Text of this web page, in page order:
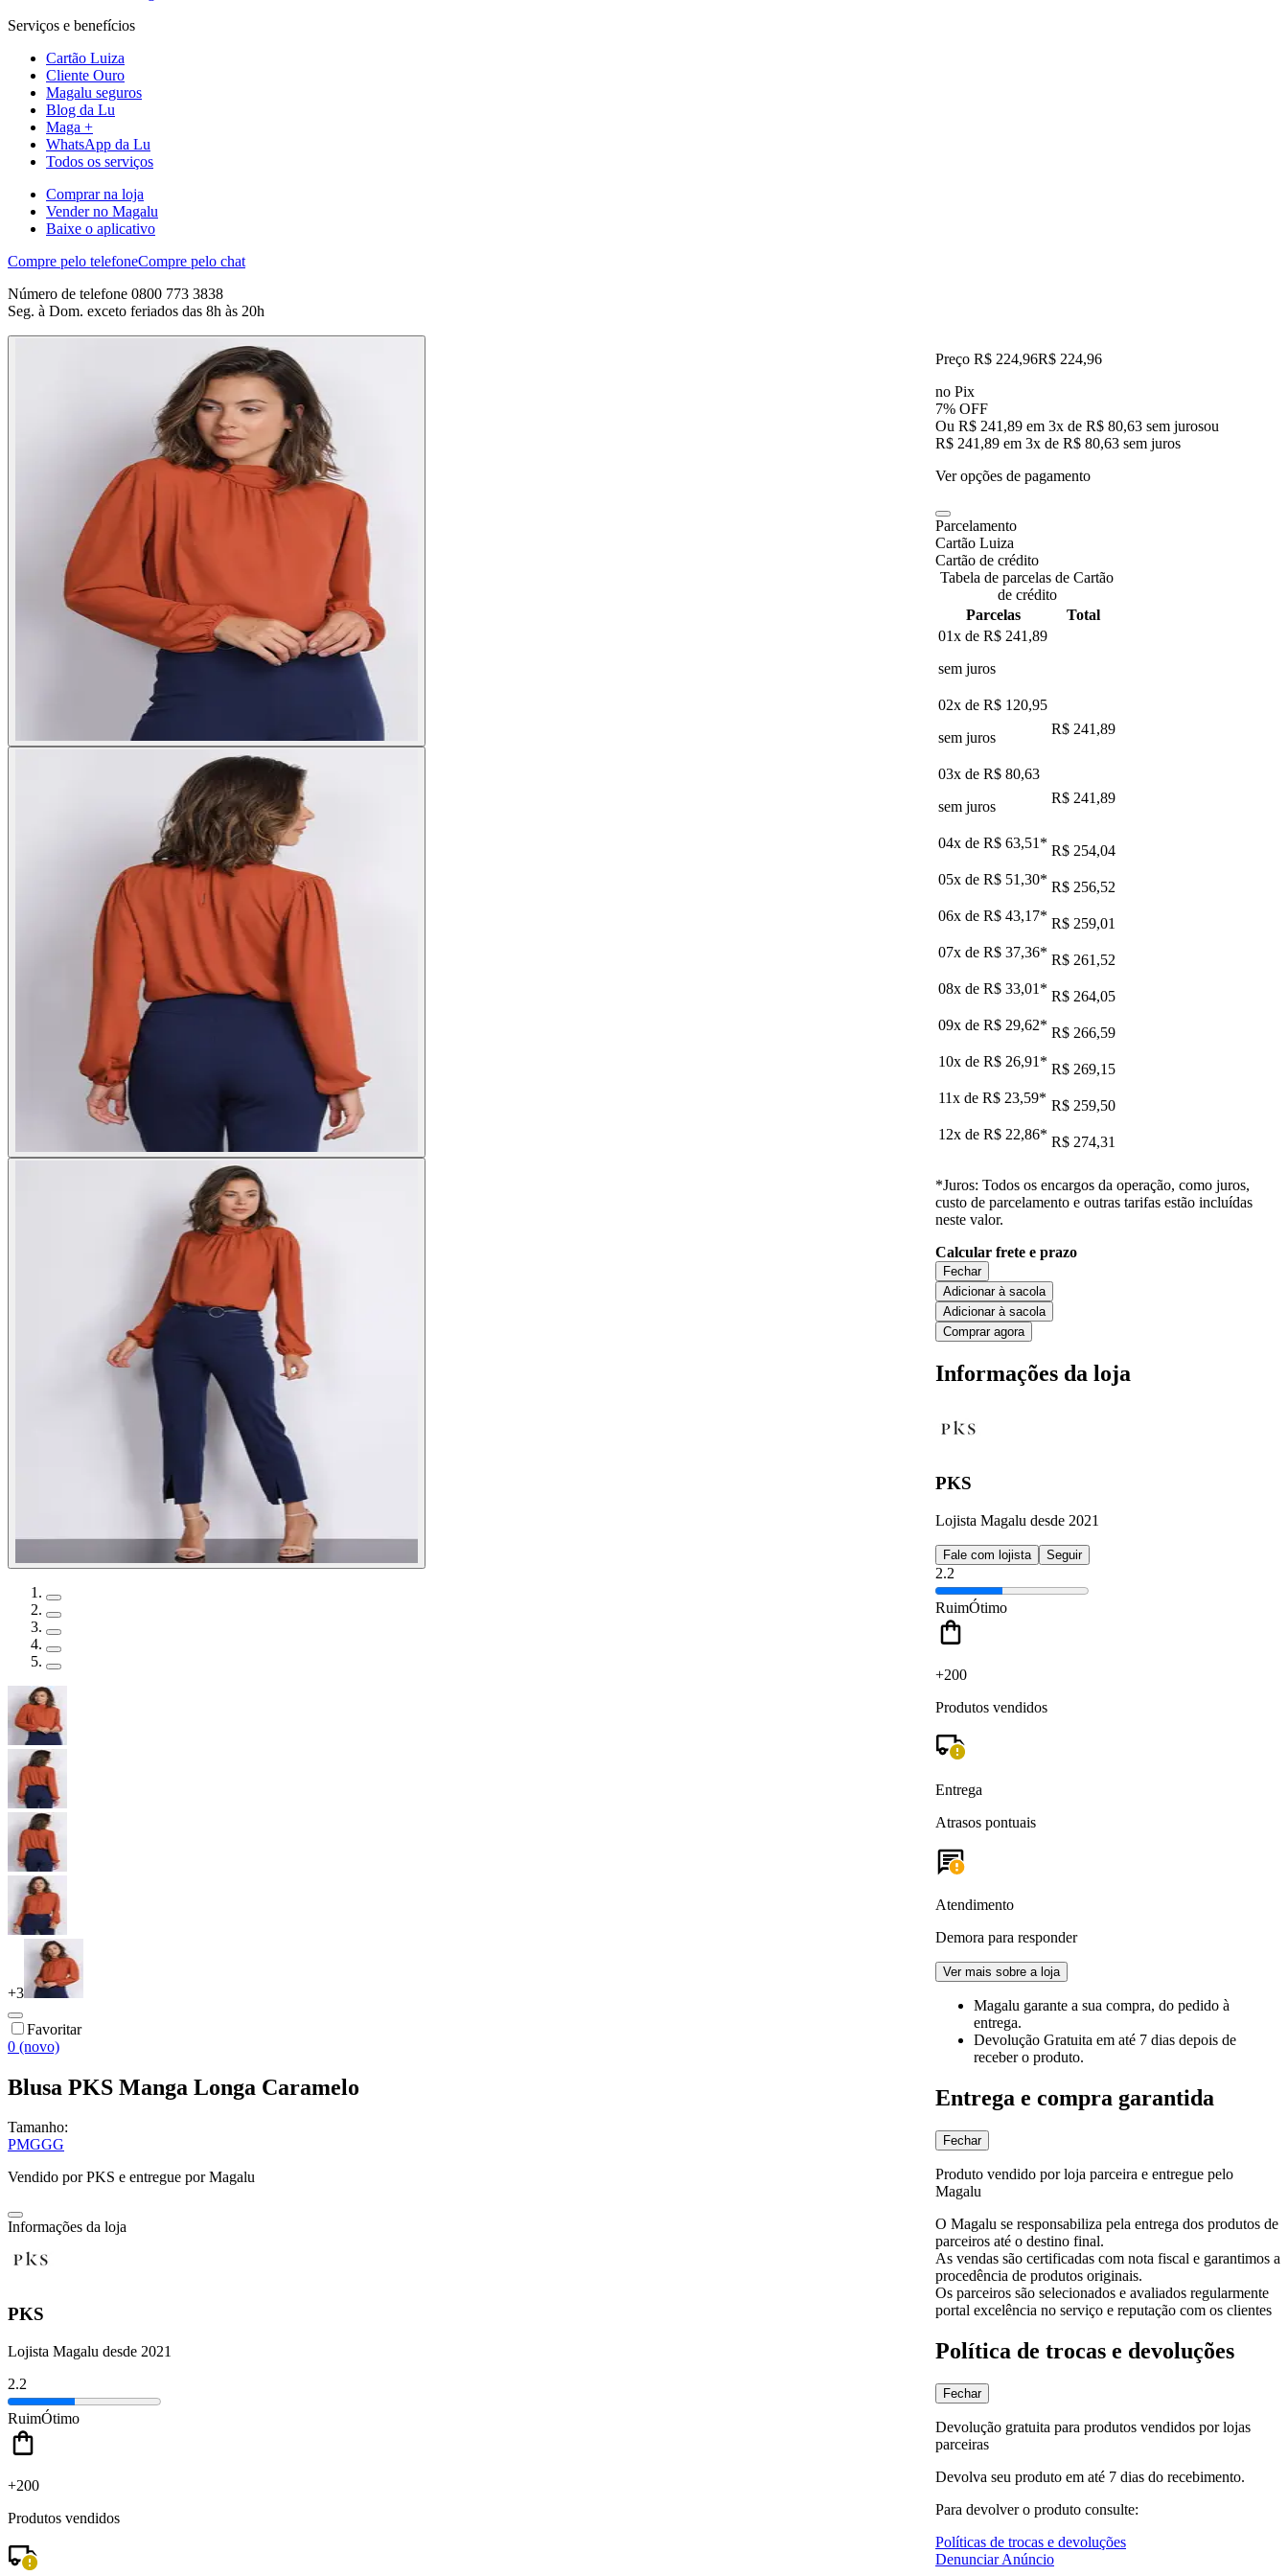
Serviços e benefícios
Cartão Luiza
Cliente Ouro
Magalu seguros
Blog da Lu
Maga +
WhatsApp da Lu
Todos os serviços
Comprar na loja
Vender no Magalu
Baixe o aplicativo
Compre pelo telefoneCompre pelo chat
Número de telefone 0800 773 3838
Seg. à Dom. exceto feriados das 8h às 20h
+3
Favoritar
0 (novo)
Blusa PKS Manga Longa Caramelo
Tamanho:
PMGGG
Vendido porPKS e entregue por Magalu
Informações da loja
PKS
Lojista Magalu desde 2021
2.2
RuimÓtimo
+200
Produtos vendidos
Preço R$ 224,96R$ 224,96
no Pix
7% OFF
Ou R$ 241,89 em 3x de R$ 80,63 sem jurosou
R$ 241,89 em 3x de R$ 80,63 sem juros
Ver opções de pagamento
Parcelamento
Cartão Luiza
Cartão de crédito
Tabela de parcelas de Cartão
de crédito
Parcelas
Total
01x de R$ 241,89
sem juros
02x de R$ 120,95
sem juros
R$ 241,89
03x de R$ 80,63
sem juros
R$ 241,89
04x de R$ 63,51 * R$ 254,04
05x de R$ 51,30* R$ 256,52
06x de R$ 43,17* R$ 259,01
07x de R$ 37,36* R$ 261,52
08x de R$ 33,01 * R$ 264,05
09x de R$ 29,62* R$ 266,59
10x de R$ 26,91 * R$ 269,15
11x de R$ 23,59* R$ 259,50
12x de R$ 22,86* R$ 274,31
*Juros: Todos os encargos da operação, como juros,
custo de parcelamento e outras tarifas estão incluídas
neste valor.
Calcular frete e prazo
Fechar
Adicionar à sacola
Adicionar à sacola
Comprar agora
Informações da loja
PKS
Lojista Magalu desde 2021
Fale com lojista Seguir
2.2
RuimÓtimo
+200
Produtos vendidos
Entrega
Atrasos pontuais
Atendimento
Demora para responder
Ver mais sobre a loja
Magalu garante a sua compra, do pedido à
entrega.
Devolução Gratuita em até 7 dias depois de
receber o produto.
Entrega e compra garantida
Fechar
Produto vendido por loja parceira e entregue pelo
Magalu
O Magalu se responsabiliza pela entrega dos produtos de
parceiros até o destino final.
As vendas são certificadas com nota fiscal e garantimos a
procedência de produtos originais.
Os parceiros são selecionados e avaliados regularmente
portal excelência no serviço e reputação com os clientes
Política de trocas e devoluções
Fechar
Devolução gratuita para produtos vendidos por lojas
parceiras
Devolva seu produto em até 7 dias do recebimento.
Para devolver o produto consulte:
Políticas de trocas e devoluções
Denunciar Anúncio